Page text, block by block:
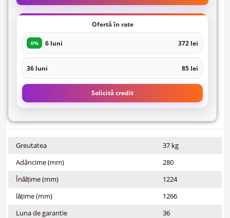
Ofertă în rate
0% 6 luni 372 lei
36 luni 85 lei
Solicită credit
Greutatea
37 kg
Adâncime (mm)
280
Înălțime (mm)
1224
lățime (mm)
1266
Luna de garantie
36